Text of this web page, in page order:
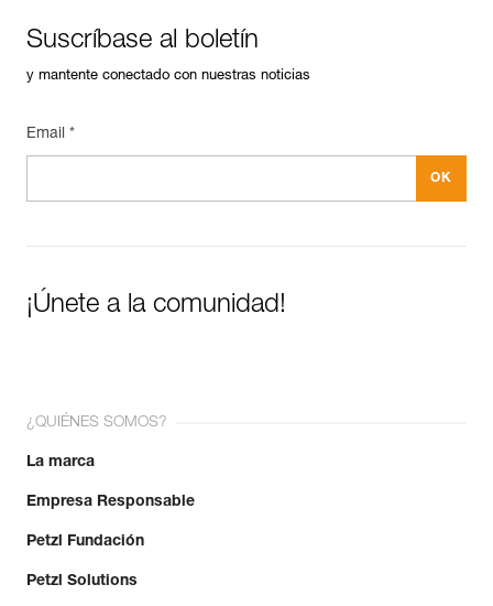
Suscríbase al boletín
y mantente conectado con nuestras noticias
Email *
¡Únete a la comunidad!
¿QUIÉNES SOMOS?
La marca
Empresa Responsable
Petzl Fundación
Petzl Solutions